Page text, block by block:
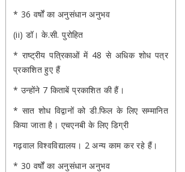
* 36 वर्षों का अनुसंधान अनुभव
(ii) डॉ। के.सी. पुरोहित
* राष्ट्रीय पत्रिकाओं में 48 से अधिक शोध पत्र
प्रकाशित हुए हैं
* उन्होंने 7 किताबें प्रकाशित की हैं।
* सात शोध विद्वानों को डी.फिल के लिए सम्मानित
किया जाता है। एचएनबी के लिए डिग्री
गढ़वाल विश्वविद्यालय। 2 अन्य काम कर रहे हैं।
* 30 वर्षों का अनुसंधान अनुभव